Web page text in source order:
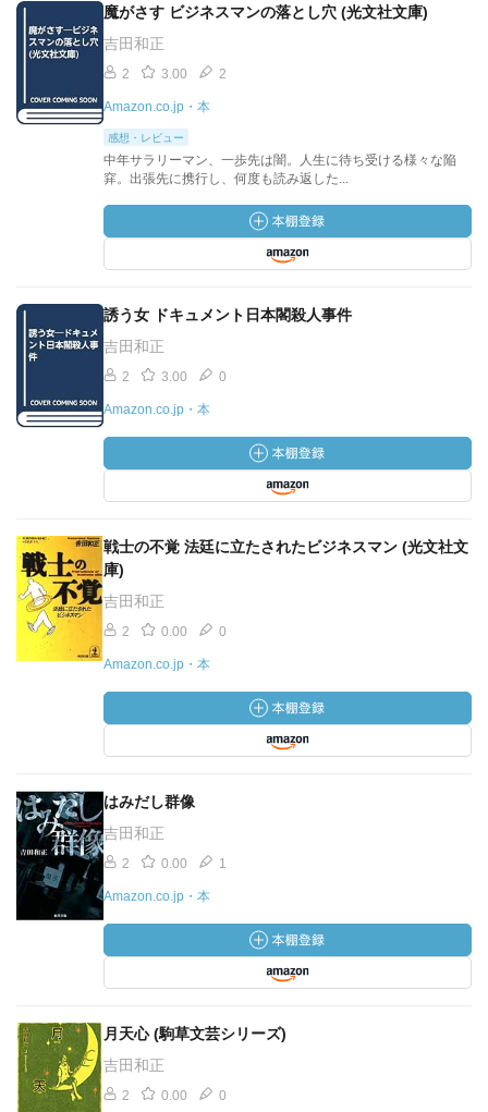
魔がさす ビジネスマンの落とし穴 (光文社文庫)
吉田和正
2 3.00 2
Amazon.co.jp・本
感想・レビュー
中年サラリーマン、一歩先は闇。人生に待ち受ける様々な陥
穽。出張先に携行し、何度も読み返した...
誘う女 ドキュメント日本閣殺人事件
吉田和正
2 3.00 0
Amazon.co.jp・本
戦士の不覚 法廷に立たされたビジネスマン (光文社文
庫)
吉田和正
2 0.00 0
Amazon.co.jp・本
はみだし群像
吉田和正
2 0.00 1
Amazon.co.jp・本
月天心 (駒草文芸シリーズ)
吉田和正
2 0.00 0